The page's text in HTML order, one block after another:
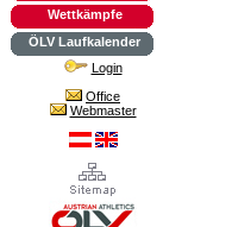
Wettkämpfe
ÖLV Laufkalender
Login
Office
Webmaster